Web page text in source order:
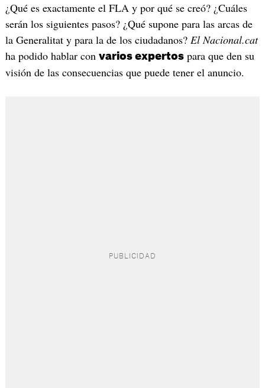
¿Qué es exactamente el FLA y por qué se creó? ¿Cuáles
serán los siguientes pasos? ¿Qué supone para las arcas de
la Generalitat y para la de los ciudadanos? El Nacional.cat
ha podido hablar con varios expertospara que den su
visión de las consecuencias que puede tener el anuncio.